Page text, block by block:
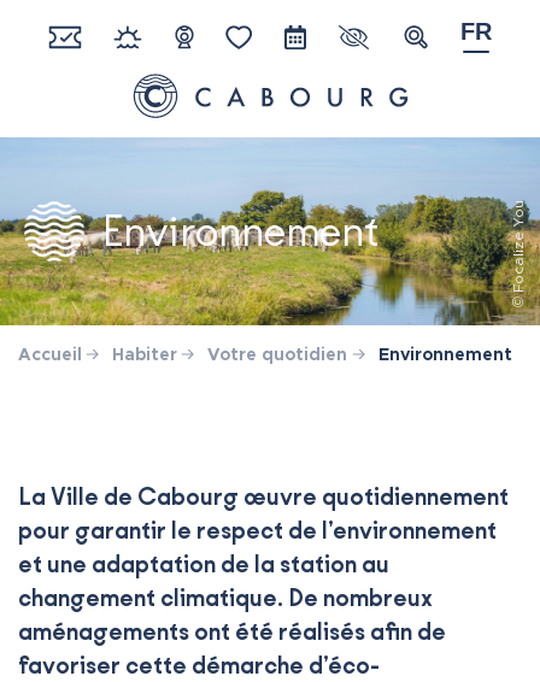
Ville de Cabourg
RéserverMétéoWebcamFavorisAgendaParamètres
Recherche
FR
Environnement © Focalize You
Accueil Habiter Votre quotidien Environnement
La Ville de Cabourg œuvre quotidiennement
pour garantir le respect de l’environnement
et une adaptation de la station au
changement climatique. De nombreux
aménagements ont été réalisés afin de
favoriser cette démarche d’éco-